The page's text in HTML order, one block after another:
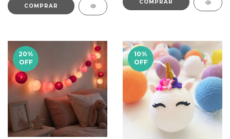
COMPRAR
COMPRAR
20%
OFF
10%
OFF